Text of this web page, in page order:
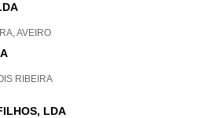
AVEIRO
RIBEIRA
LDA